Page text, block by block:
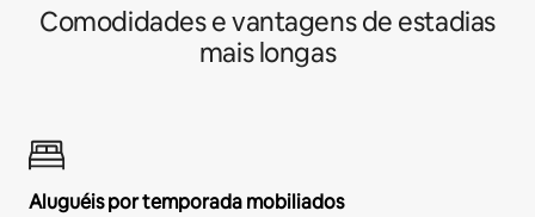
Comodidades e vantagens de estadias
mais longas
Aluguéis por temporada mobiliados